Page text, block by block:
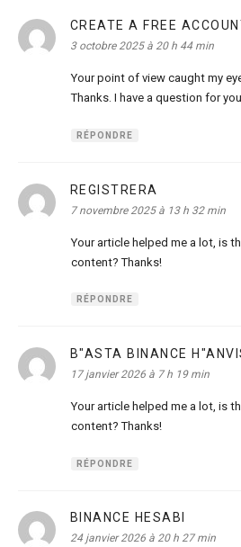
CREATE A FREE
3 octobre 2025 à 20 h 44 min
Your point of view caught my
Thanks. I have a question for
RÉPONDRE
REGISTRERA
7 novembre 2025 à 13 h 32 min
Your article helped me a lot, is
content? Thanks!
RÉPONDRE
B"ASTA BINANCE
17 janvier 2026 à 7 h 19 min
Your article helped me a lot, is
content? Thanks!
RÉPONDRE
BINANCE HESABI
24 janvier 2026 à 20 h 27 min